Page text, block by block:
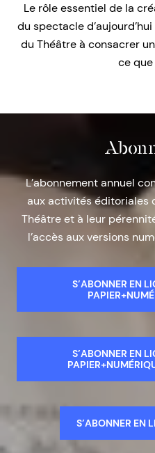
Le rôle essentiel de la
du spectacle
du Théâtre à consacrer
ce
L’abonnement annuel
aux activités éditoriales
Théâtre et à leur
l’accès aux versions
S’ABONNER EN
S’ABONNER EN
S’ABONNER EN